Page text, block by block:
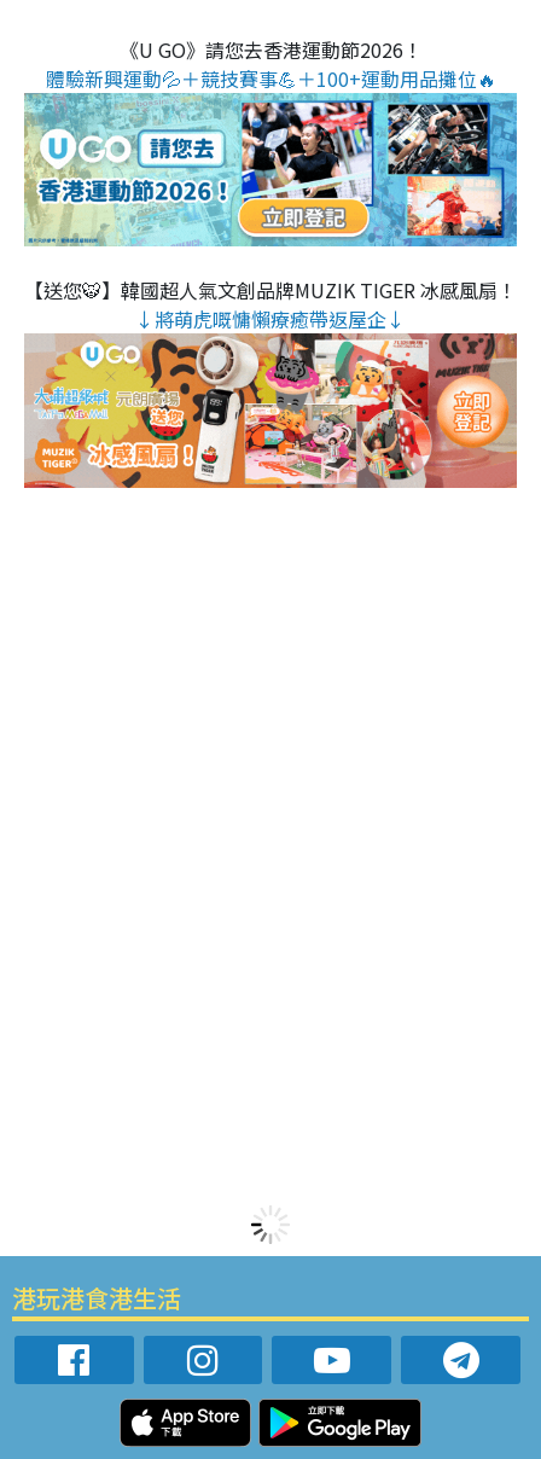
《U GO》請您去香港運動節2026！
體驗新興運動💦＋競技賽事💪＋100+運動用品攤位🔥
【送您🐯】韓國超人氣文創品牌MUZIK TIGER 冰感風扇！
↓將萌虎嘅慵懶療癒帶返屋企↓
港玩港食港生活